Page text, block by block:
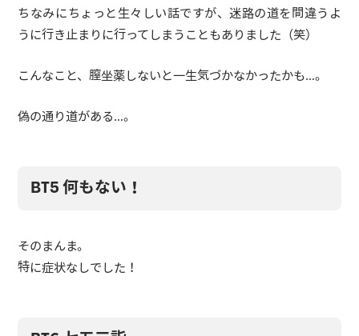
ちなみにちょっと生々しい話ですが、迷路の道を間違うよ
うに行き止まりに行ってしまうこともありました（笑）
こんなこと、膣坐薬しないと一生気づかなかったかも…。
偽の通り道がある…。
BT5 何もない！
そのまんま。
特に症状なしでした！